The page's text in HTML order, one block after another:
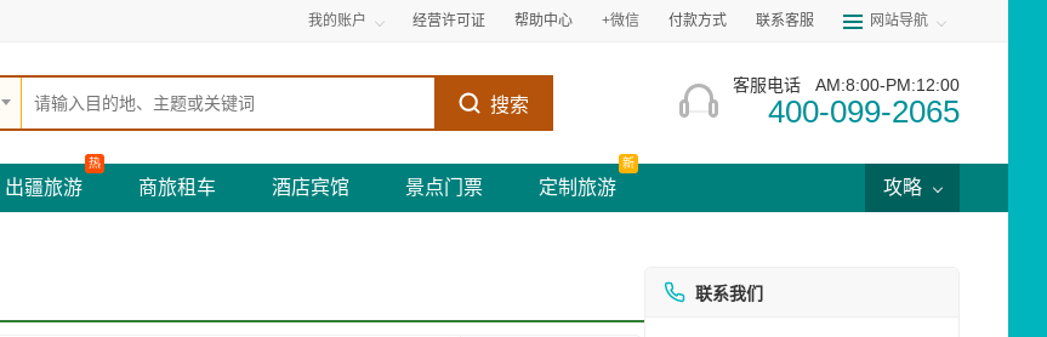
我的账户 经营许可证 帮助中心 +微信 付款方式 联系客服 网站导航
搜索
客服电话 AM:8:00-PM:12:00
400-099-2065
出疆旅游
热
商旅租车 酒店宾馆 景点门票 定制旅游
新
攻略
联系我们